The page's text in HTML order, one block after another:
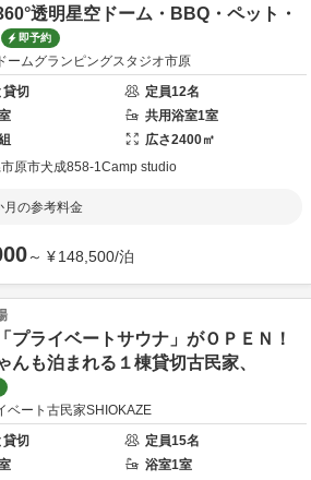
透明星空ドーム・BBQ・ペット・
即予約
ームグランピングスタジオ市原
切
定員12名
共用浴室1室
広さ2400㎡
市原市犬成858-1Camp studio
月の参考料金
～ ¥148,500/泊
プライベートサウナ」がＯＰＥＮ！
んも泊まれる１棟貸切古民家、
ベート古民家SHIOKAZE
切
定員15名
浴室1室